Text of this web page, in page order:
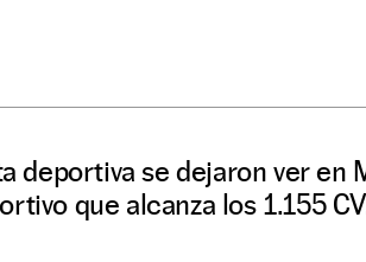
deportiva se dejaron ver en
que alcanza los 1.155